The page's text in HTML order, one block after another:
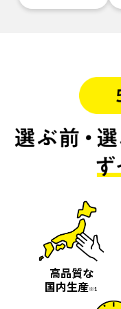
高品質な
国内生産※1